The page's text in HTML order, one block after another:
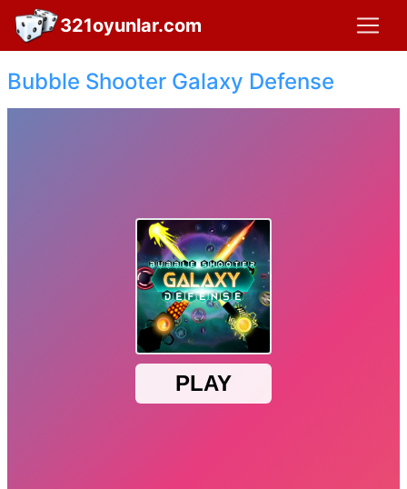
321oyunlar.com
Bubble Shooter Galaxy Defense